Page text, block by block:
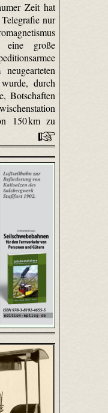
Zeit hat
nur
eine große
wurde, durch
Botschaften
150 km zu